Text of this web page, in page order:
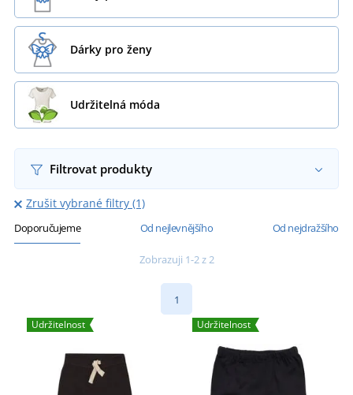
Dárky pro ženy
Udržitelná móda
Filtrovat produkty
Zrušit vybrané filtry (1)
Doporučujeme Od nejlevnějšího Od nejdražšího
Zobrazuji 1-2 z 2
1
Udržitelnost Udržitelnost